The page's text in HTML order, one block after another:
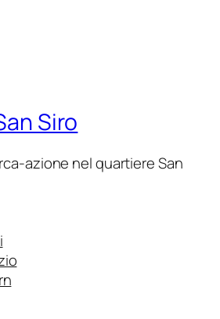
Siro
azione nel quartiere San